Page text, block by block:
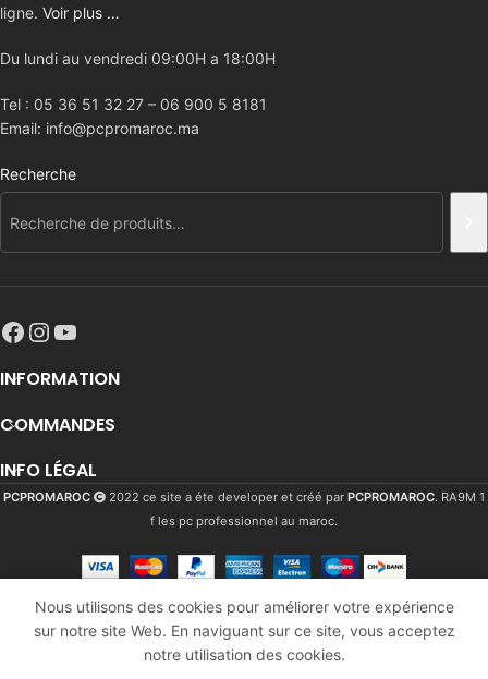
ligne. Voir plus …
Du lundi au vendredi 09:00H a 18:00H
Tel : 05 36 51 32 27 – 06 900 5 8181
Email: info@pcpromaroc.ma
Recherche
INFORMATION
COMMANDES
INFO LÉGAL
PCPROMAROC 2022 ce site a éte developer et créé par PCPROMAROC. RA9M 1
f les pc professionnel au maroc.
Nous utilisons des cookies pour améliorer votre expérience
sur notre site Web. En naviguant sur ce site, vous acceptez
notre utilisation des cookies.
Monitor
23.8
1960 Dhs
1633 Dhs
En
stock